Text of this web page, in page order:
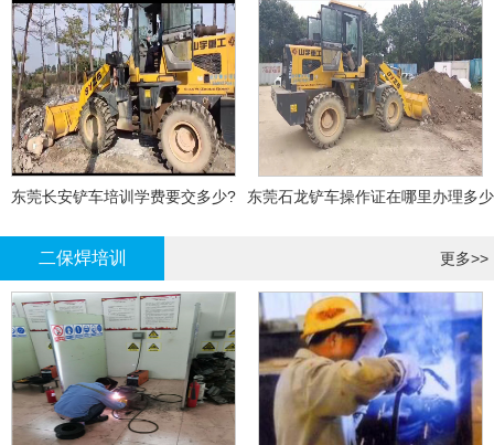
东莞长安铲车培训学费要交多少?
东莞石龙铲车操作证在哪里办理多少
二保焊培训 更多>>